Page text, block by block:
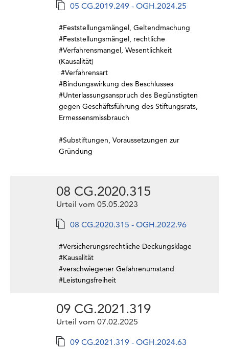
05 CG.2019.249 - OGH.2024.25
#Feststellungsmängel, Geltendmachung
#Feststellungsmängel, rechtliche
#Verfahrensmangel, Wesentlichkeit
(Kausalität)
#Verfahrensart
#Bindungswirkung des Beschlusses
#Unterlassungsanspruch des Begünstigten
gegen Geschäftsführung des Stiftungsrats,
Ermessensmissbrauch
#Substiftungen, Voraussetzungen zur
Gründung
08 CG.2020.315
Urteil vom 05.05.2023
08 CG.2020.315 - OGH.2022.96
#Versicherungsrechtliche Deckungsklage
#Kausalität
#verschwiegener Gefahrenumstand
#Leistungsfreiheit
09 CG.2021.319
Urteil vom 07.02.2025
09 CG.2021.319 - OGH.2024.63